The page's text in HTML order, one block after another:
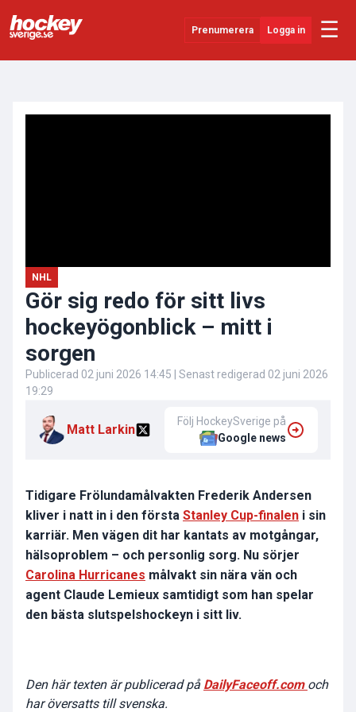
Prenumerera Logga in ☰
NHL
Gör sig redo för sitt livs
hockeyögonblick – mitt i
sorgen
Publicerad 02 juni 2026 14:45 | Senast redigerad 02 juni 2026
19:29
Matt Larkin
Följ HockeySverige på
Google news
Tidigare Frölundamålvakten Frederik Andersen
kliver i natt in i den första Stanley Cup-finalen i sin
karriär. Men vägen dit har kantats av motgångar,
hälsoproblem – och personlig sorg. Nu sörjer
Carolina Hurricanes målvakt sin nära vän och
agent Claude Lemieux samtidigt som han spelar
den bästa slutspelshockeyn i sitt liv.
Den här texten är publicerad på DailyFaceoff.com och
har översatts till svenska.